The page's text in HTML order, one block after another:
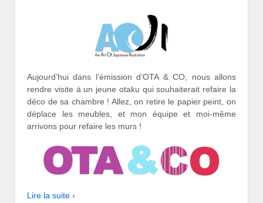
Aujourd’hui dans l’émission d’OTA & CO, nous allons
rendre visite à un jeune otaku qui souhaiterait refaire la
déco de sa chambre ! Allez, on retire le papier peint, on
déplace les meubles, et mon équipe et moi-même
arrivons pour refaire les murs !
Lire la suite ›